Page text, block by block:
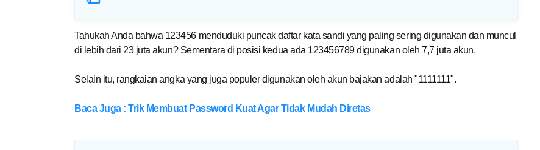
Tahukah Anda bahwa 123456 menduduki puncak daftar kata sandi yang paling sering digunakan dan muncul
di lebih dari 23 juta akun? Sementara di posisi kedua ada 123456789 digunakan oleh 7,7 juta akun.
Selain itu, rangkaian angka yang juga populer digunakan oleh akun bajakan adalah "1111111".
Baca Juga : Trik Membuat Password Kuat Agar Tidak Mudah Diretas